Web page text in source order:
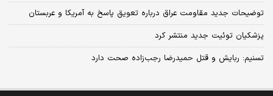
توضیحات جدید مقاومت عراق درباره تعویق پاسخ به آمریکا و عربستان
پزشکیان توئیت جدید منتشر کرد
تسنیم: ربایش و قتل حمیدرضا رجب‌زاده صحت دارد